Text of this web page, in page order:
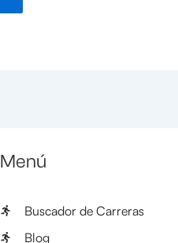
Menú
Buscador de Carreras
Blog